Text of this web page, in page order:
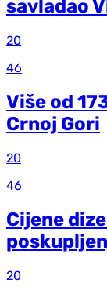
savladao
20
46
Više od
Crnoj Gori
20
46
Cijene
20